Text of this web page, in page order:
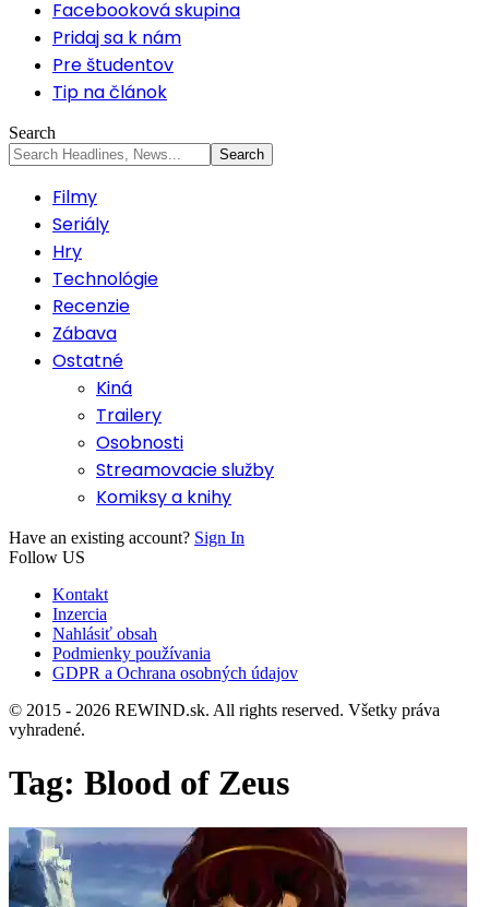
Facebooková skupina
Pridaj sa k nám
Pre študentov
Tip na článok
Search
Filmy
Seriály
Hry
Technológie
Recenzie
Zábava
Ostatné
Kiná
Trailery
Osobnosti
Streamovacie služby
Komiksy a knihy
Have an existing account? Sign In
Follow US
Kontakt
Inzercia
Nahlásiť obsah
Podmienky používania
GDPR a Ochrana osobných údajov
© 2015 - 2026 REWIND.sk. All rights reserved. Všetky práva
vyhradené.
Tag: Blood of Zeus